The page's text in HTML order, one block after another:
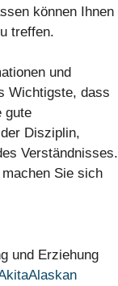
können Ihnen
treffen.
und
Wichtigste, dass
gute
Disziplin,
Verständnisses.
Sie sich
und Erziehung
Alaskan